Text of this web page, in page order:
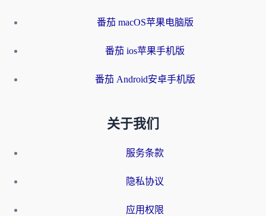
番茄 macOS苹果电脑版
番茄 ios苹果手机版
番茄 Android安卓手机版
关于我们
服务条款
隐私协议
应用权限